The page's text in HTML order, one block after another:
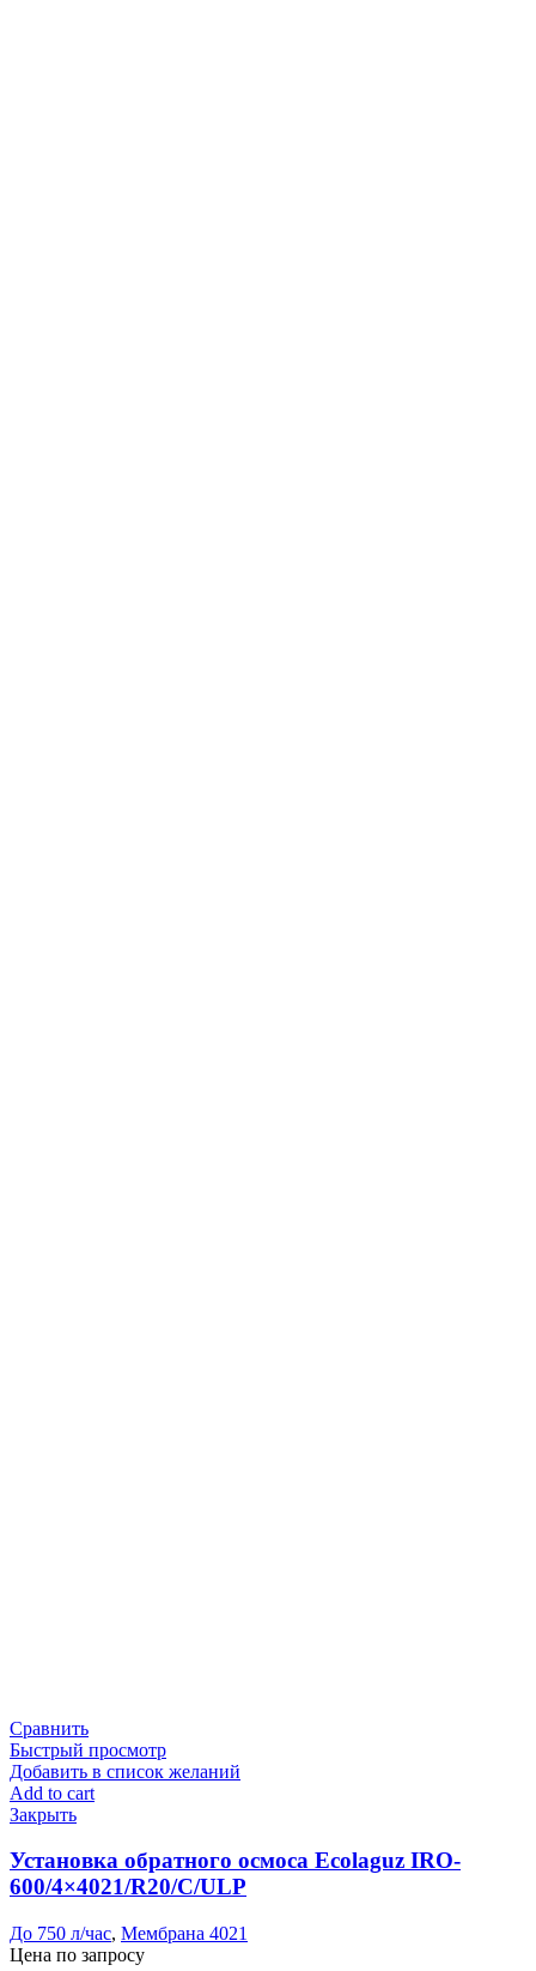
Сравнить
Быстрый просмотр
Добавить в список желаний
Add to cart
Закрыть
Установка обратного осмоса Ecolaguz IRO-
600/4×4021/R20/C/ULP
До 750 л/час, Мембрана 4021
Цена по запросу